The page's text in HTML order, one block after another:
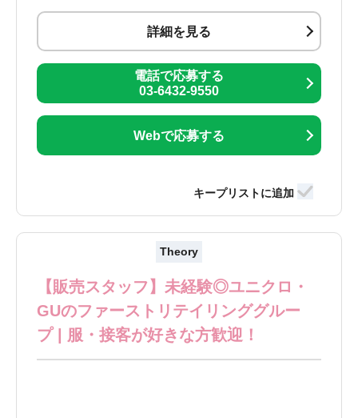
詳細を見る
電話で応募する
03-6432-9550
Webで応募する
Theory
【販売スタッフ】未経験◎ユニクロ・
GUのファーストリテイリンググルー
プ | 服・接客が好きな方歓迎！